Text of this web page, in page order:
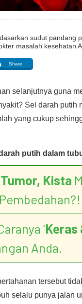
sudut pandang
masalah kesehatan
Share
selanjutnya guna
Sel darah putih
yang cukup
putih dalam
Kista
‘Keras
Anda.
tersebut
selalu punya jalan